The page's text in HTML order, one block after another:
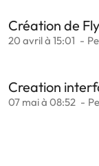
Création de
20 avril à 15:01
Creation
07 mai à 08:52